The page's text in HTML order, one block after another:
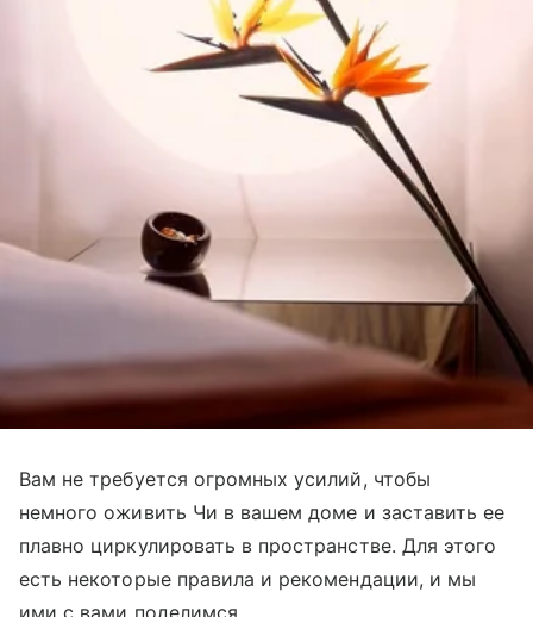
Вам не требуется огромных усилий, чтобы
немного оживить Чи в вашем доме и заставить ее
плавно циркулировать в пространстве. Для этого
есть некоторые правила и рекомендации, и мы